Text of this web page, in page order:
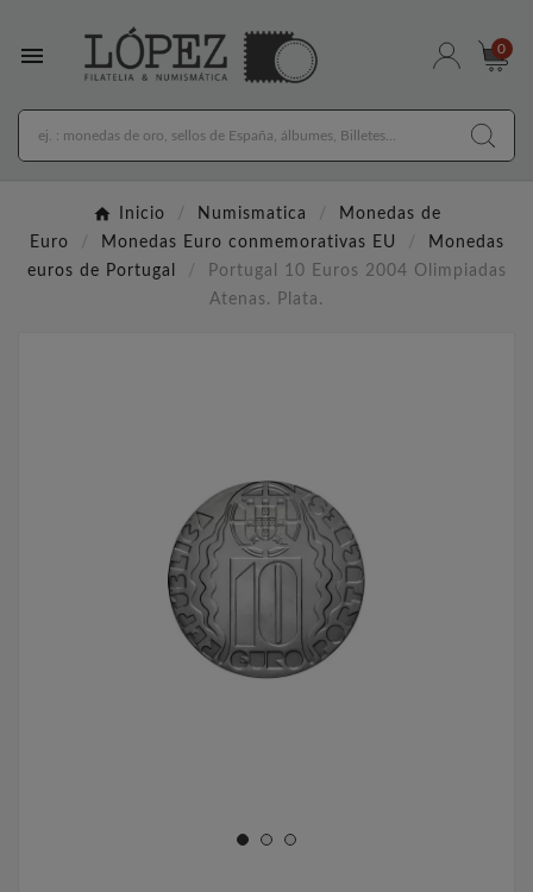
 0
Inicio Numismatica
Monedas de
Euro
Monedas Euro conmemorativas EU
Monedas
euros de Portugal
Portugal 10 Euros 2004 Olimpiadas
Atenas. Plata.